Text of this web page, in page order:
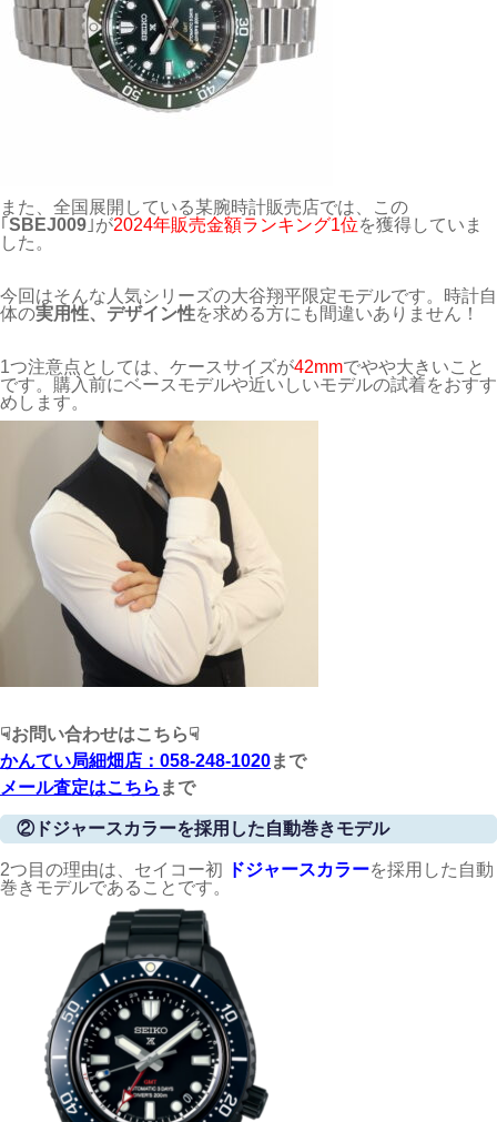
また、全国展開している某腕時計販売店では、この
｢ SBEJ009 ｣が2024年販売金額ランキング1位を獲得していま
した。
今回はそんな人気シリーズの大谷翔平限定モデルです。時計自
体の実用性、デザイン性を求める方にも間違いありません！
1つ注意点としては、ケースサイズが42mmでやや大きいこと
です。購入前にベースモデルや近いしいモデルの試着をおすす
めします。
☟お問い合わせはこちら☟
かんてい局細畑店：058-248-1020まで
メール査定はこちら まで
②ドジャースカラーを採用した自動巻きモデル
2つ目の理由は、セイコー初 ドジャースカラーを採用した自動
巻きモデルであることです。